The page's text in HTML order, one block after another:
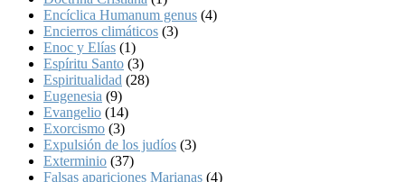
Encíclica Humanum genus (4)
Encierros climáticos (3)
Enoc y Elías (1)
Espíritu Santo (3)
Espiritualidad (28)
Eugenesia (9)
Evangelio (14)
Exorcismo (3)
Expulsión de los judíos (3)
Exterminio (37)
Falsas apariciones Marianas (4)